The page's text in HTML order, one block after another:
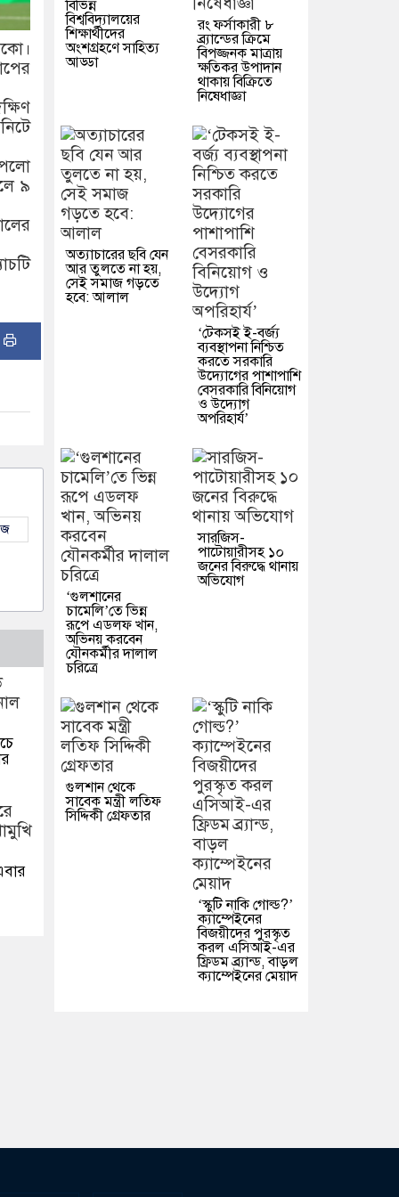
৯
বিভিন্ন
বিশ্ববিদ্যালয়ের
শিক্ষার্থীদের
অংশগ্রহণে সাহিত্য
আড্ডা
রং ফর্সাকারী ৮
ব্র্যান্ডের ক্রিমে
বিপজ্জনক মাত্রায়
ক্ষতিকর উপাদান
থাকায় বিক্রিতে
নিষেধাজ্ঞা
অত্যাচারের ছবি যেন
আর তুলতে না হয়,
সেই সমাজ গড়তে
হবে: আলাল
‘টেকসই ই-বর্জ্য
ব্যবস্থাপনা নিশ্চিত
করতে সরকারি
উদ্যোগের পাশাপাশি
বেসরকারি বিনিয়োগ
ও উদ্যোগ
অপরিহার্য’
‘গুলশানের
চামেলি’তে ভিন্ন
রূপে এডলফ খান,
অভিনয় করবেন
যৌনকর্মীর দালাল
চরিত্রে
সারজিস-
পাটোয়ারীসহ ১০
জনের বিরুদ্ধে থানায়
অভিযোগ
গুলশান থেকে
সাবেক মন্ত্রী লতিফ
সিদ্দিকী গ্রেফতার
‘স্কুটি নাকি গোল্ড?’
ক্যাম্পেইনের
বিজয়ীদের পুরস্কৃত
করল এসিআই-এর
ফ্রিডম ব্র্যান্ড, বাড়ল
ক্যাম্পেইনের মেয়াদ